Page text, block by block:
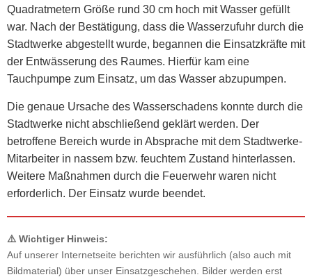
Quadratmetern Größe rund 30 cm hoch mit Wasser gefüllt
war. Nach der Bestätigung, dass die Wasserzufuhr durch die
Stadtwerke abgestellt wurde, begannen die Einsatzkräfte mit
der Entwässerung des Raumes. Hierfür kam eine
Tauchpumpe zum Einsatz, um das Wasser abzupumpen.
Die genaue Ursache des Wasserschadens konnte durch die
Stadtwerke nicht abschließend geklärt werden. Der
betroffene Bereich wurde in Absprache mit dem Stadtwerke-
Mitarbeiter in nassem bzw. feuchtem Zustand hinterlassen.
Weitere Maßnahmen durch die Feuerwehr waren nicht
erforderlich. Der Einsatz wurde beendet.
⚠️ Wichtiger Hinweis:
Auf unserer Internetseite berichten wir ausführlich (also auch mit
Bildmaterial) über unser Einsatzgeschehen. Bilder werden erst